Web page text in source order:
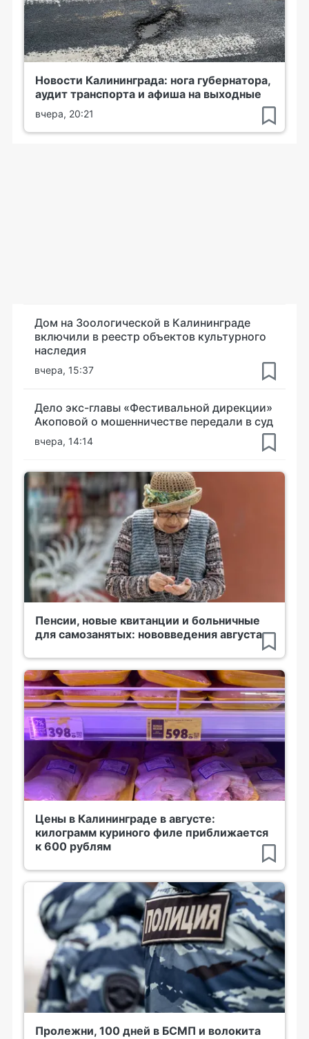
Новости Калининграда: нога губернатора,
аудит транспорта и афиша на выходные
вчера, 20:21
Дом на Зоологической в Калининграде
включили в реестр объектов культурного
наследия
вчера, 15:37
Дело экс-главы «Фестивальной дирекции»
Акоповой о мошенничестве передали в суд
вчера, 14:14
Пенсии, новые квитанции и больничные
для самозанятых: нововведения августа
Цены в Калининграде в августе:
килограмм куриного филе приближается
к 600 рублям
Пролежни, 100 дней в БСМП и волокита